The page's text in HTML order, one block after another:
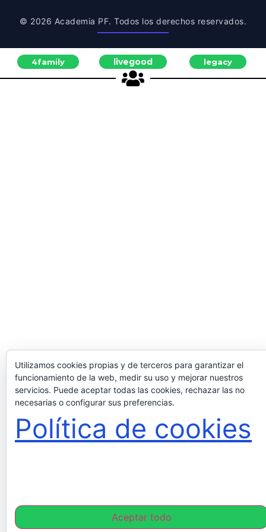
© 2026 Academia PF. Todos los derechos reservados.
4family livegood legacy
Utilizamos cookies propias y de terceros para garantizar el
funcionamiento de la web, medir su uso y mejorar nuestros
servicios. Puede aceptar todas las cookies, rechazar las no
necesarias o configurar sus preferencias.
Política de cookies
Aceptar todo